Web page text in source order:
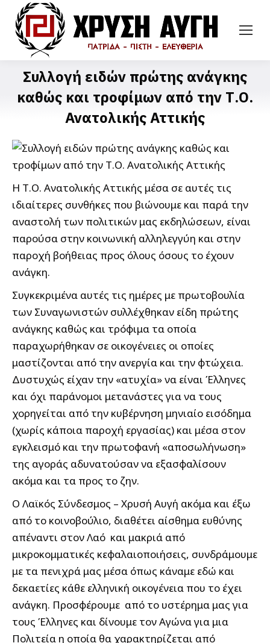
Συλλογή ειδών πρώτης ανάγκης
καθώς και τροφίμων από την Τ.Ο.
Ανατολικής Αττικής
Η Τ.Ο. Ανατολικής Αττικής μέσα σε αυτές τις
ιδιαίτερες συνθήκες που βιώνουμε και παρά την
αναστολή των πολιτικών μας εκδηλώσεων, είναι
παρούσα στην κοινωνική αλληλεγγύη και στην
παροχή βοήθειας προς όλους όσους το έχουν
ανάγκη.
Συγκεκριμένα αυτές τις ημέρες με πρωτοβουλία
των Συναγωνιστών συλλέχθηκαν είδη πρώτης
ανάγκης καθώς και τρόφιμα τα οποία
παραχωρήθηκαν σε οικογένειες οι οποίες
μαστίζονται από την ανεργία και την φτώχεια.
Δυστυχώς είχαν την «ατυχία» να είναι Έλληνες
και όχι παράνομοι μετανάστες για να τους
χορηγείται από την κυβέρνηση μηνιαίο εισόδημα
(χωρίς κάποια παροχή εργασίας) και μέσα στον
εγκλεισμό και την πρωτοφανή «αποσωλήνωση»
της αγοράς αδυνατούσαν να εξασφαλίσουν
ακόμα και τα προς το ζην.
Ο Λαϊκός Σύνδεσμος – Χρυσή Αυγή ακόμα και έξω
από το κοινοβούλιο, διαθέτει αίσθημα ευθύνης
απέναντι στον Λαό και μακριά από
μικροκομματικές κεφαλαιοποιήσεις, συνδράμουμε
με τα πενιχρά μας μέσα όπως κάναμε εδώ και
δεκαετίες κάθε ελληνική οικογένεια που το έχει
ανάγκη. Προσφέρουμε από το υστέρημα μας για
τους Έλληνες και δίνουμε τον Αγώνα για μια
Πολιτεία η οποία θα χαρακτηρίζεται από